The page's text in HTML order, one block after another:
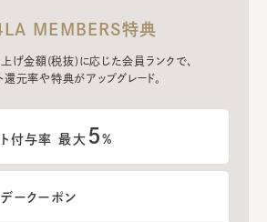
MEMBERS特典
げ金額(税抜)に応じた会員ランクで、
還元率や特典がアップグレード。
付与率 最大 5%
ークーポン